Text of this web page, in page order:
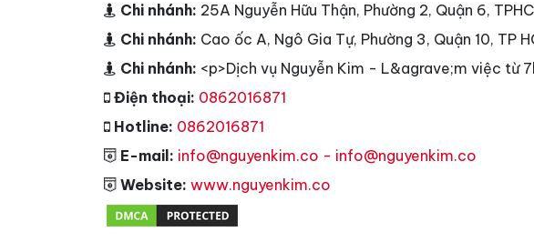
Chi nhánh: 25A Nguyễn Hữu Thận, Phường 2, Quận 6,
Chi nhánh: Cao ốc A, Ngô Gia Tự, Phường 3, Quận 10, TP
Chi nhánh: <p>Dịch vụ Nguyễn Kim - L&agrave;m việc từ
Điện thoại: 0862016871
Hotline: 0862016871
E-mail: info@nguyenkim.co - info@nguyenkim.co
Website: www.nguyenkim.co